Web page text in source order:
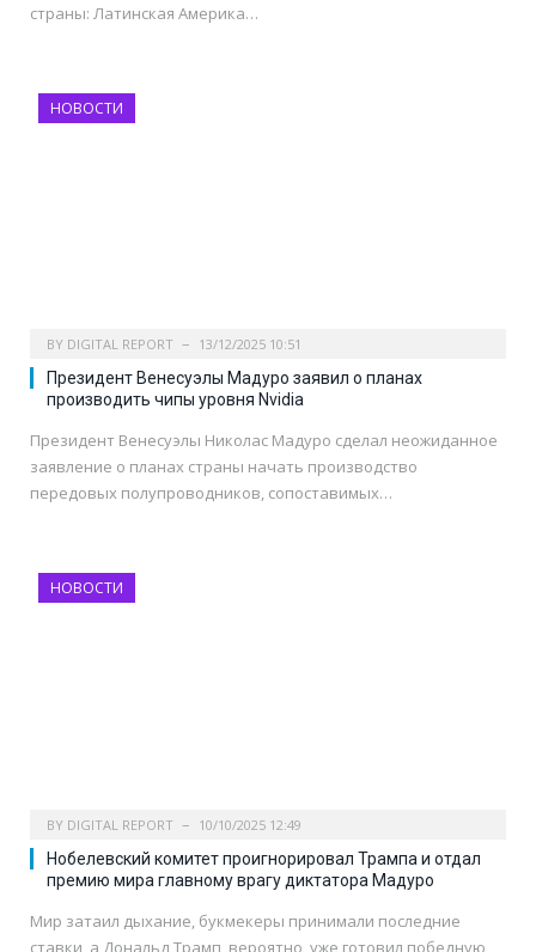
страны: Латинская Америка…
НОВОСТИ
BY DIGITAL REPORT 13/12/2025 10:51
Президент Венесуэлы Мадуро заявил о планах
производить чипы уровня Nvidia
Президент Венесуэлы Николас Мадуро сделал неожиданное
заявление о планах страны начать производство
передовых полупроводников, сопоставимых…
НОВОСТИ
BY DIGITAL REPORT 10/10/2025 12:49
Нобелевский комитет проигнорировал Трампа и отдал
премию мира главному врагу диктатора Мадуро
Мир затаил дыхание, букмекеры принимали последние
ставки, а Дональд Трамп, вероятно, уже готовил победную